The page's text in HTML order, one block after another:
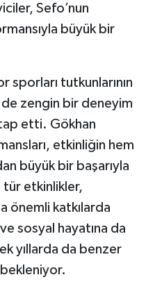
Sefo’nun
büyük bir
tutkunlarının
de zengin bir deneyim
etti. Gökhan
etkinliğin hem
büyük bir başarıyla
tür etkinlikler,
önemli katkılarda
sosyal hayatına da
yıllarda da benzer